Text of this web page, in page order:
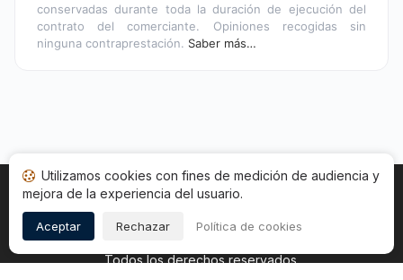
conservadas durante toda la duración de ejecución del
contrato del comerciante. Opiniones recogidas sin
ninguna contraprestación. Saber más…
Inicio Estado opiniones Categorías
Copyright © 2026
Todos los derechos reservados.
Utilizamos cookies con fines de medición de audiencia y
mejora de la experiencia del usuario.
Aceptar Rechazar Política de cookies